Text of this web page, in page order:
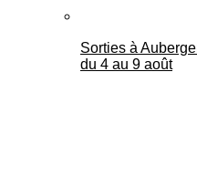
Sorties à
du 4 au 9 août